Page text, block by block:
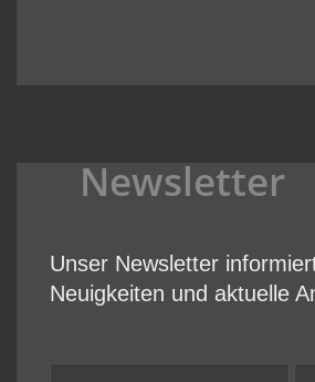
Newsletter
Unser Newsletter
Neuigkeiten und aktuelle